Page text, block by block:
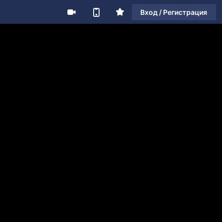
Вход / Регистрация